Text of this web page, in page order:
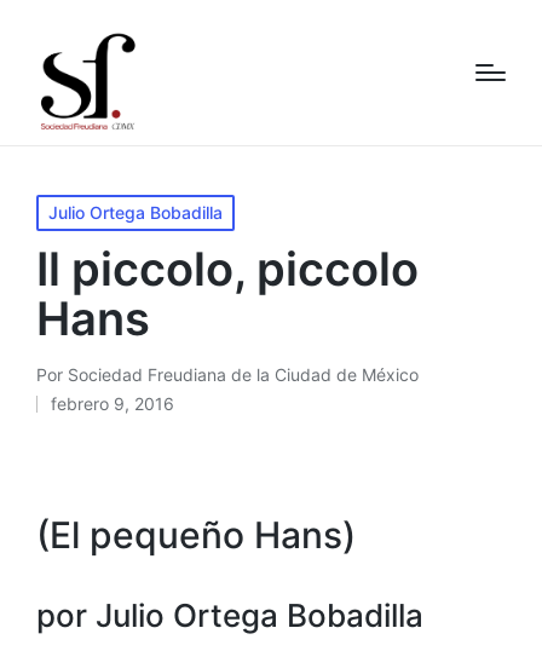
Publicado
en
Julio Ortega Bobadilla
Il piccolo, piccolo
Hans
Publicado
por
Por Sociedad Freudiana de la Ciudad de México
febrero 9, 2016
(El pequeño Hans)
por Julio Ortega Bobadilla